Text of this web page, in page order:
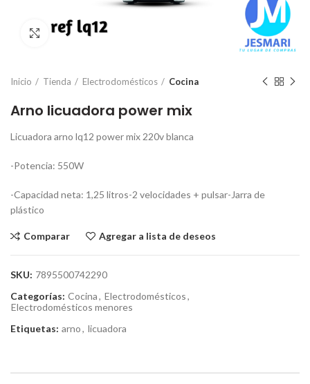
Click para ampliar
Inicio Tienda Electrodomésticos Cocina
Arno licuadora power mix
Licuadora arno lq12 power mix 220v blanca
-Potencia: 550W
-Capacidad neta: 1,25 litros-2 velocidades + pulsar-Jarra de
plástico
Comparar Agregar a lista de deseos
SKU: 7895500742290
Categorías: Cocina, Electrodomésticos,
Electrodomésticos menores
Etiquetas: arno, licuadora